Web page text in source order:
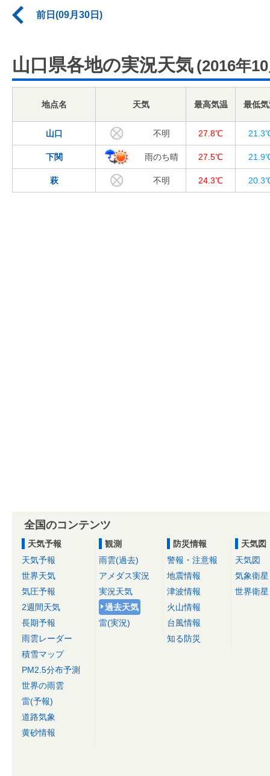
前日(09月30日)
山口県各地の実況天気 (2016年
地点名 天気 最高気温 最低
山口 不明 27.8℃
下関 雨のち晴 27.5℃
萩 不明 24.3℃
全国のコンテンツ
天気予報
天気予報
世界天気
気圧予報
2週間天気
長期予報
雨雲レーダー
積雪マップ
PM2.5分布予測
世界の雨雲
雷(予報)
道路気象
黄砂情報
観測
雨雲(過去)
アメダス実況
実況天気
過去天気
雷(実況)
防災情報
警報・注意報
地震情報
津波情報
火山情報
台風情報
知る防災
天気図
天気図
気象衛星
世界衛星